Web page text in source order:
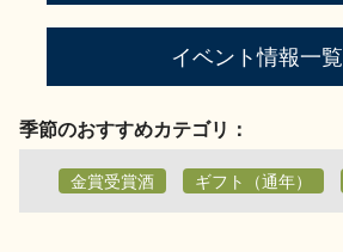
イベント情報一覧
季節のおすすめカテゴリ：
金賞受賞酒 ギフト（通年）